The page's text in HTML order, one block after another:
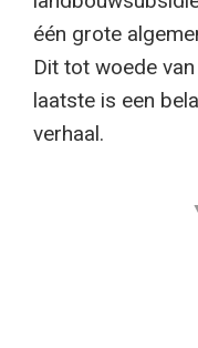
één grote
Dit tot woede
laatste is een
verhaal.